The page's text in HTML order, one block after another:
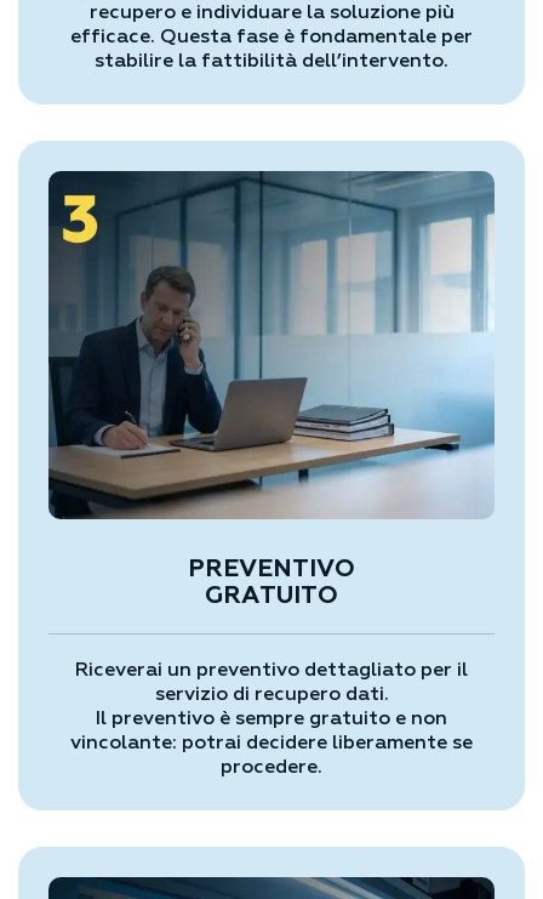
recupero e individuare la soluzione più
efficace. Questa fase è fondamentale per
stabilire la fattibilità dell’intervento.
PREVENTIVO
GRATUITO
Riceverai un preventivo dettagliato per il
servizio di recupero dati.
Il preventivo è sempre gratuito e non
vincolante: potrai decidere liberamente se
procedere.